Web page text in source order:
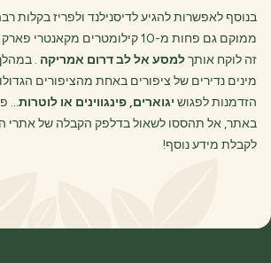
בנוסף לאפשרות להגיע לדיסנילנד ולפריז בקלות
ממוקם גם פחות מ-10 קילומטרים
זה לוקח אותךלמסע אל לב דרום אמריקה .
מינים נדירים של ציפורים באחת מהציפורים
הזדמנות לפגוש יגוארים, פינגווינים או לוטרות…
באתר, אל תהססו לשאול בדלפק הקבלה של אתרי
לקבלת מידע נוסף!